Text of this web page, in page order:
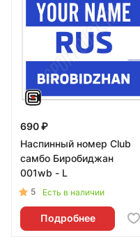
690 ₽
Наспинный номер Club
самбо Биробиджан
001wb - L
5 Есть в наличии
Подробнее